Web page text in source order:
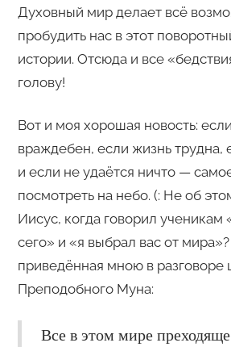
Духовный мир делает всё
пробудить нас в этот
истории. Отсюда и все
голову!
Вот и моя хорошая новость:
враждебен, если жизнь трудна,
и если не удаётся ничто —
посмотреть на небо. (: Не об
Иисус, когда говорил ученикам
сего» и «я выбрал вас от
приведённая мною в разговоре
Преподобного Муна:
Все в этом мире